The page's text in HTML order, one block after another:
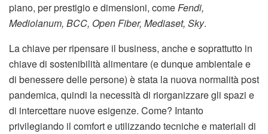
piano, per prestigio e dimensioni, comeFendi,
Mediolanum, BCC, Open Fiber, Mediaset, Sky.
La chiave per ripensare il business, anche e soprattutto in
chiave di sostenibilità alimentare (e dunque ambientale e
di benessere delle persone) è stata la nuova normalità post
pandemica, quindi la necessità di riorganizzare gli spazi e
di intercettare nuove esigenze. Come? Intanto
privilegiando il comfort e utilizzando tecniche e materiali di